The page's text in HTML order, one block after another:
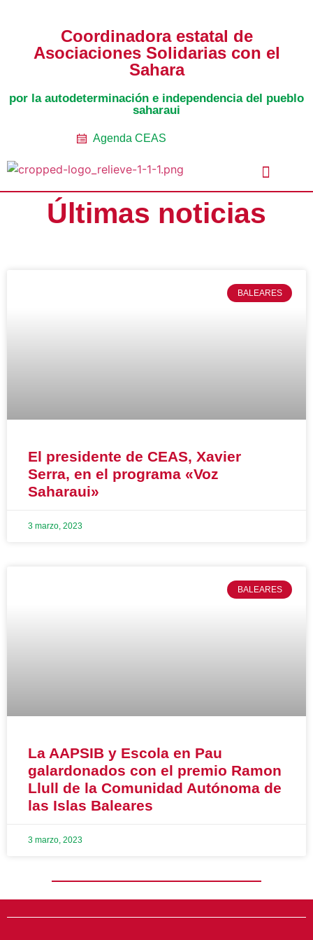
Coordinadora estatal de
Asociaciones Solidarias con el
Sahara
por la autodeterminación e independencia del pueblo
saharaui
Agenda CEAS
Últimas noticias
BALEARES
El presidente de CEAS, Xavier
Serra, en el programa «Voz
Saharaui»
3 marzo, 2023
BALEARES
La AAPSIB y Escola en Pau
galardonados con el premio Ramon
Llull de la Comunidad Autónoma de
las Islas Baleares
3 marzo, 2023